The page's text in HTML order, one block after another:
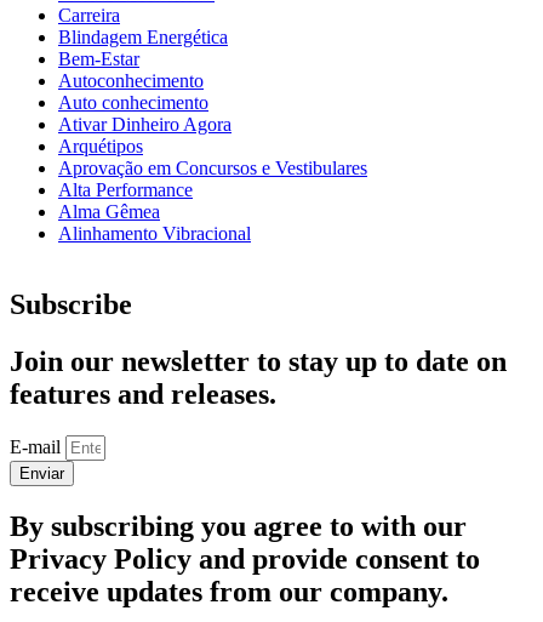
Carreira
Blindagem Energética
Bem-Estar
Autoconhecimento
Auto conhecimento
Ativar Dinheiro Agora
Arquétipos
Aprovação em Concursos e Vestibulares
Alta Performance
Alma Gêmea
Alinhamento Vibracional
Subscribe
Join our newsletter to stay up to date on
features and releases.
E-mail
Enviar
By subscribing you agree to with our
Privacy Policy and provide consent to
receive updates from our company.